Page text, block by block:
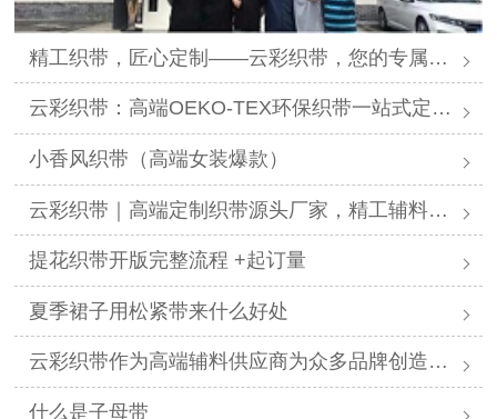
精工织带，匠心定制——云彩织带，您的专属提花织带解决方案专家
云彩织带：高端OEKO-TEX环保织带一站式定制供应商
小香风织带（高端女装爆款）
云彩织带｜高端定制织带源头厂家，精工辅料赋能全行业美学设计
提花织带开版完整流程 +起订量
夏季裙子用松紧带来什么好处
云彩织带作为高端辅料供应商为众多品牌创造显著价值
什么是子母带